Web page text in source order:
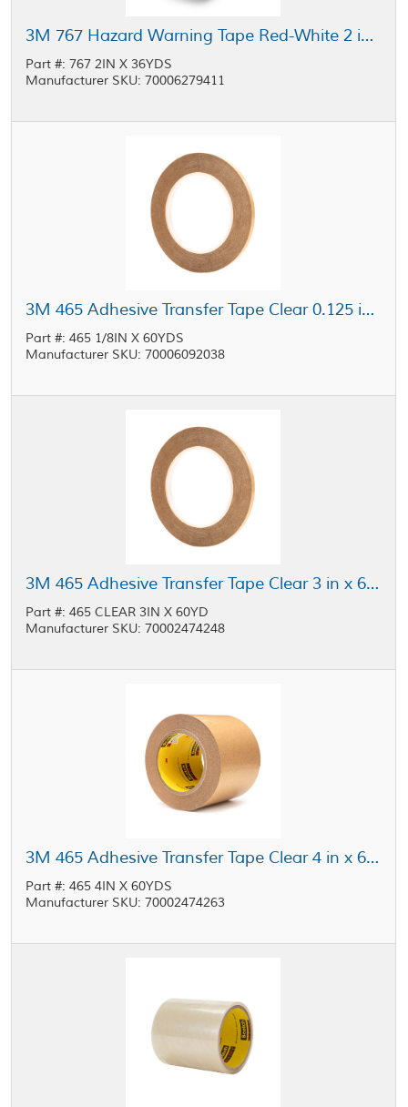
3M 767 Hazard Warning Tape Red-White 2 in x 36 yd Roll
Part #: 767 2IN X 36YDS
Manufacturer SKU: 70006279411
3M 465 Adhesive Transfer Tape Clear 0.125 in x 60 yd Roll
Part #: 465 1/8IN X 60YDS
Manufacturer SKU: 70006092038
3M 465 Adhesive Transfer Tape Clear 3 in x 60 yd Roll
Part #: 465 CLEAR 3IN X 60YD
Manufacturer SKU: 70002474248
3M 465 Adhesive Transfer Tape Clear 4 in x 60 yd Roll
Part #: 465 4IN X 60YDS
Manufacturer SKU: 70002474263